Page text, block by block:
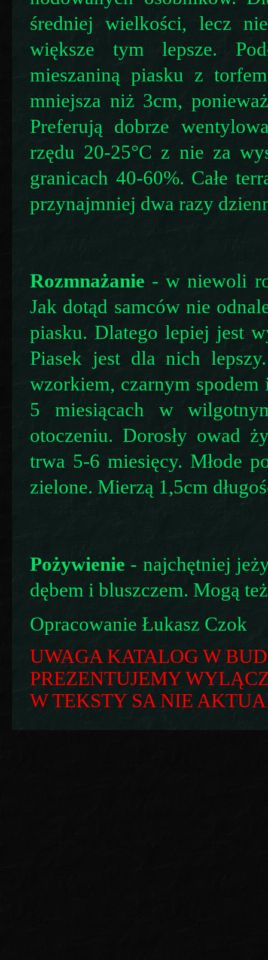
średniej wielkości, lecz
większe tym lepsze.
mieszaniną piasku z
mniejsza niż 3cm,
Preferują dobrze
rzędu 20-25°C z nie za
granicach 40-60%. Całe
przynajmniej dwa razy
Rozmnażanie - w niewoli
Jak dotąd samców nie
piasku. Dlatego lepiej jest
Piasek jest dla nich
wzorkiem, czarnym
5 miesiącach w
otoczeniu. Dorosły owad
trwa 5-6 miesięcy. Młode
zielone. Mierzą 1,5cm
Pożywienie - najchętniej
dębem i bluszczem. Mogą
Opracowanie Łukasz Czok
UWAGA KATALOG W
PREZENTUJEMY
W TEKSTY SA NIE